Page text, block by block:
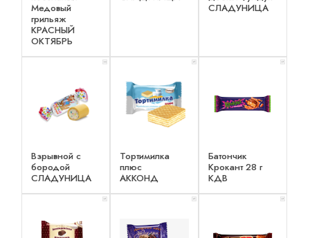
Медовый
грильяж
КРАСНЫЙ
ОКТЯБРЬ
СЛАДУНИЦА
Взрывной с
бородой
СЛАДУНИЦА
x 1
Тортимилка
плюс
АККОНД
x 1
Батончик
Крокант 28 г
КДВ
x 1 x 1 x 1